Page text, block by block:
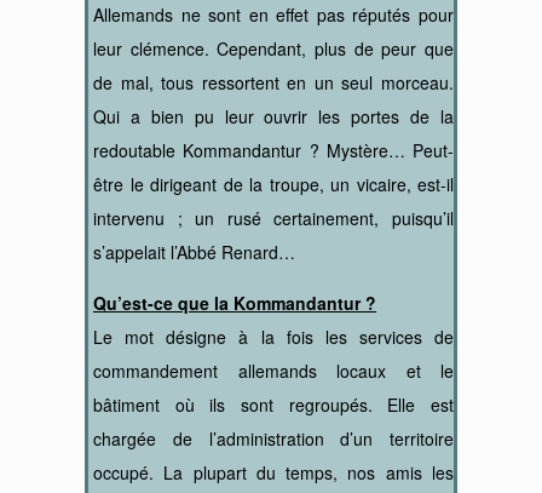
Allemands ne sont en effet pas réputés pour
leur clémence. Cependant, plus de peur que
de mal, tous ressortent en un seul morceau.
Qui a bien pu leur ouvrir les portes de la
redoutable Kommandantur ? Mystère… Peut-
être le dirigeant de la troupe, un vicaire, est-il
intervenu ; un rusé certainement, puisqu’il
s’appelait l’Abbé Renard…
Qu’est-ce que la Kommandantur ?
Le mot désigne à la fois les services de
commandement allemands locaux et le
bâtiment où ils sont regroupés. Elle est
chargée de l’administration d’un territoire
occupé. La plupart du temps, nos amis les